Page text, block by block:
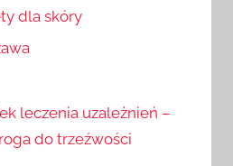
dla skóry
leczenia uzależnień –
do trzeźwości